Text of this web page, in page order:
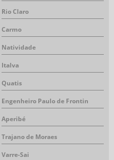
Rio Claro
Carmo
Natividade
Italva
Quatis
Engenheiro Paulo de Frontin
Aperibé
Trajano de Moraes
Varre-Sai